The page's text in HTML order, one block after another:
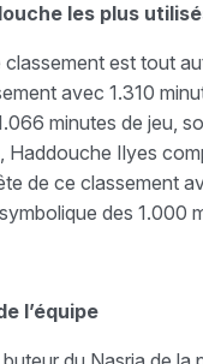
les plus
est tout
avec 1.310
minutes de jeu,
Haddouche Ilyes
de ce classement
des 1.000
l’équipe